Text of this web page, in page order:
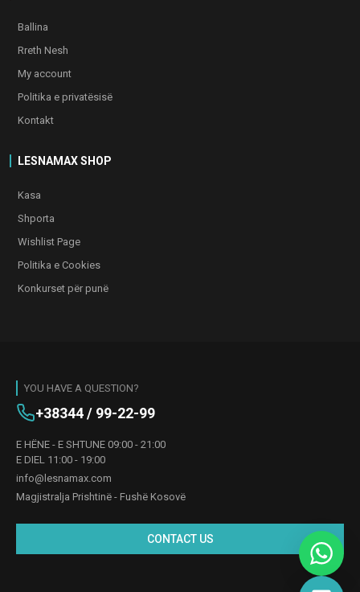
Ballina
Rreth Nesh
My account
Politika e privatësisë
Kontakt
LESNAMAX SHOP
Kasa
Shporta
Wishlist Page
Politika e Cookies
Konkurset për punë
YOU HAVE A QUESTION?
+38344 / 99-22-99
E HËNE - E SHTUNE 09:00 - 21:00
E DIEL 11:00 - 19:00
info@lesnamax.com
Magjistralja Prishtinë - Fushë Kosovë
CONTACT US